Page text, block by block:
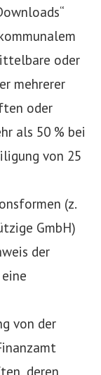
oder
mehrerer
oder
als 50 % bei
von 25
(z.
GmbH)
der
von der
deren